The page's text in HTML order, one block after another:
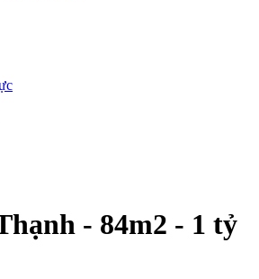
- 84m2 - 1 tỷ